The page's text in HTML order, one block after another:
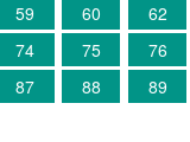
59 60 62
74 75 76
87 88 89